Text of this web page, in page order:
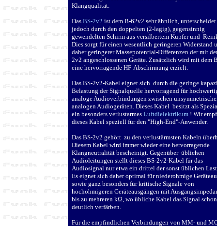
Klangqualität.
Das BS-2v2 ist dem B-62v2 sehr ähnlich,
jedoch durch den doppelten (2-lagig), gegensinnig
gewendelten Schirm aus versilbertem Kupfer und
Dies sorgt für einen wesentlich geringeren Widerstand
daher geringerer Massepotential-Differenzen der mit
2v2 angeschlossenen Geräte. Zusätzlich wird mit dem
eine hervorragende HF-Abschirmung erzielt.
Das BS-2v2-Kabel eignet sich durch die geringe
Belastung der Signalquelle hervorragend für
analoge Audioverbindungen zwischen
analogen Audiogeräten. Dieses Kabel besitzt als
ein besonders verlustarmes Luftdielektrikum ! Wir
dieses Kabel speziell für den "High-End"-Anwender.
Das BS-2v2 gehört zu den verlustärmsten Kabeln
Diesem Kabel wird immer wieder eine hervorragende
Klangneutralität bescheinigt. Gegenüber üblichen
Audioleitungen stellt dieses BS-2v2-Kabel für das
Audiosignal nur etwa ein drittel der sonst üblichen
Es eignet sich daher optimal für niederohmige
sowie ganz besonders für kritische Signale von
hochohmigeren Geräteausgängen mit
bis zu mehreren kΩ , wo übliche Kabel das Signal schon
deutlich verfärben.
Für die empfindlichen Verbindungen von MM- und